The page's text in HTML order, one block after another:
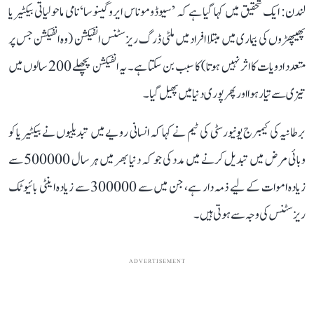
لندن: ایک تحقیق میں کہا گیا ہے کہ ’سیوڈوموناس ایروگینوسا‘ نامی ماحولیاتی بیکٹیریا
پھیپھڑوں کی بیماری میں مبتلا افراد میں ملٹی ڈرگ ریزسٹنس انفیکشن (وہ انفیکشن جس پر
متعدد ادویات کا اثر نہیں ہوتا) کا سبب بن سکتا ہے۔ یہ انفیکشن پچھلے 200 سالوں میں
تیزی سے تیار ہوا اور پھر پوری دنیا میں پھیل گیا۔
برطانیہ کی کیمبرج یونیورسٹی کی ٹیم نے کہا کہ انسانی رویے میں تبدیلیوں نے بیکٹیریا کو
وبائی مرض میں تبدیل کرنے میں مدد کی جو کہ دنیا بھر میں ہر سال 500000 سے
زیادہ اموات کے لیے ذمہ دار ہے، جن میں سے 300000 سے زیادہ اینٹی بائیوٹک
ریزسٹنس کی وجہ سے ہوتی ہیں۔
ADVERTISEMENT